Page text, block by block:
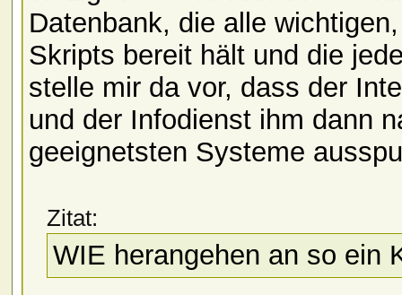
Datenbank, die alle
Skripts bereit hält und die
stelle mir da vor, dass der
und der Infodienst ihm dann
geeignetsten Systeme
Zitat:
WIE herangehen an so ein